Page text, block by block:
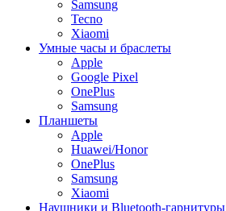
Samsung
Tecno
Xiaomi
Умные часы и браслеты
Apple
Google Pixel
OnePlus
Samsung
Планшеты
Apple
Huawei/Honor
OnePlus
Samsung
Xiaomi
Наушники и Bluetooth-гарнитуры